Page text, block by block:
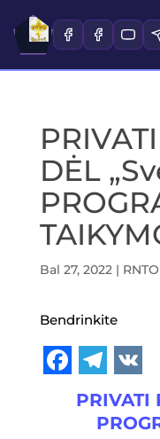
DĖL
Bal 27, 2022| RNTO
Bendrinkite
T
e
V
K
PRIVATI